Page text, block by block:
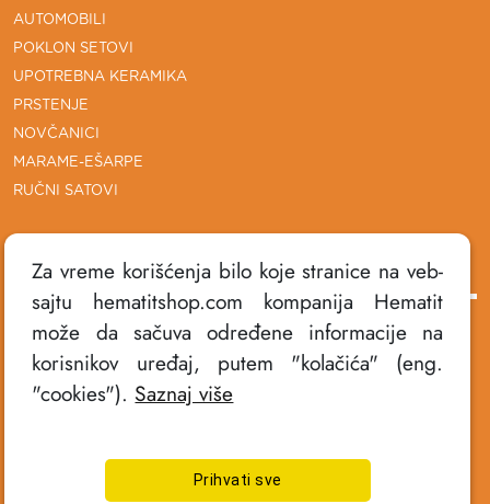
AUTOMOBILI
POKLON SETOVI
UPOTREBNA KERAMIKA
PRSTENJE
NOVČANICI
MARAME-EŠARPE
RUČNI SATOVI
DODATNE INFORMACIJE
POLITIKA PRIVATNOSTI
USLOVI KORIŠĆENJA
NAČINI PLAĆANJA
Za vreme korišćenja bilo koje stranice na veb-
sajtu hematitshop.com kompanija Hematit
može da sačuva određene informacije na
korisnikov uređaj, putem "kolačića" (eng.
"cookies"). Saznaj više
Prihvati sve